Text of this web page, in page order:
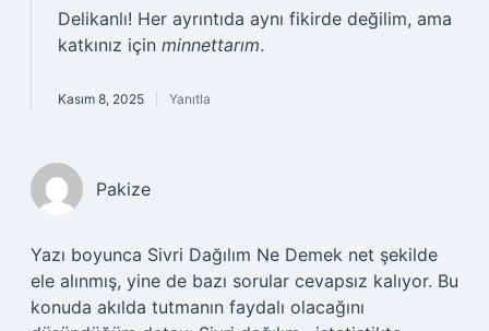
Delikanlı! Her ayrıntıda aynı fikirde değilim, ama
katkınız için minnettarım.
Kasım 8, 2025 Yanıtla
Pakize
Yazı boyunca Sivri Dağılım Ne Demek net şekilde
ele alınmış, yine de bazı sorular cevapsız kalıyor. Bu
konuda akılda tutmanın faydalı olacağını